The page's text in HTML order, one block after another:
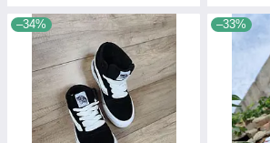
–34% –33%